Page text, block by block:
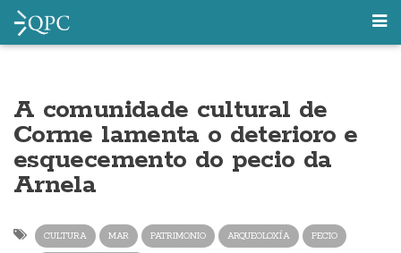
A comunidade cultural de
Corme lamenta o deterioro e
esquecemento do pecio da
Arnela
CULTURA MAR PATRIMONIO ARQUEOLOXÍA PECIO